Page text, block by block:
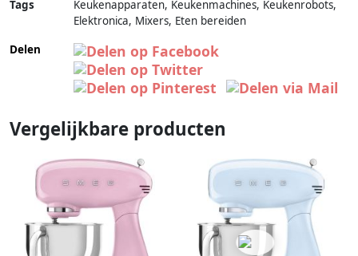
Tags
Keukenapparaten, Keukenmachines, Keukenrobots,
Elektronica, Mixers, Eten bereiden
Delen
Vergelijkbare producten